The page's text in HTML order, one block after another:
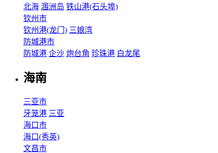
北海 涠洲岛 铁山港(石头埠)
钦州市
钦州港(龙门) 三娘湾
防城港市
防城港 企沙 炮台角 珍珠港 白龙尾
海南
三亚市
牙笼港 三亚
海口市
海口(秀英)
文昌市